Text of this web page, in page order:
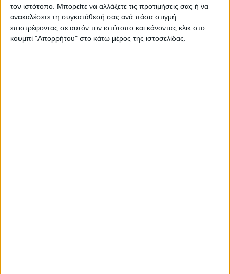
τον ιστότοπο. Μπορείτε να αλλάξετε τις προτιμήσεις σας ή να
ανακαλέσετε τη συγκατάθεσή σας ανά πάσα στιγμή
επιστρέφοντας σε αυτόν τον ιστότοπο και κάνοντας κλικ στο
κουμπί "Απορρήτου" στο κάτω μέρος της ιστοσελίδας.
δημιουργήσουν και να πραγματοποιήσουν
τα όνειρα τους. Την 21 Μαΐου, δίνουμε όλοι
μαζί, Δύναμη στην Καρδίτσα, Στηρίζουμε